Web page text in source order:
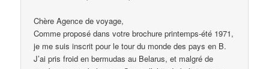
Chère Agence de voyage,
Comme proposé dans votre brochure printemps-été 1971,
je me suis inscrit pour le tour du monde des pays en B.
J’ai pris froid en bermudas au Belarus, et malgré de